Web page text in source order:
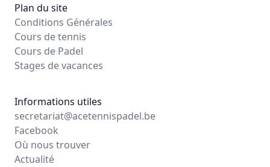
Plan du site
Conditions Générales
Cours de tennis
Cours de Padel
Stages de vacances
Informations utiles
secretariat@acetennispadel.be
Facebook
Où nous trouver
Actualité